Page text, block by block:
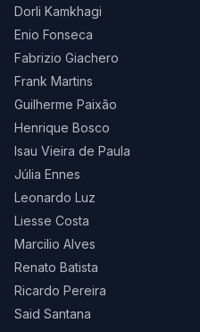
Dorli Kamkhagi
Enio Fonseca
Fabrizio Giachero
Frank Martins
Guilherme Paixão
Henrique Bosco
Isau Vieira de Paula
Júlia Ennes
Leonardo Luz
Liesse Costa
Marcilio Alves
Renato Batista
Ricardo Pereira
Said Santana